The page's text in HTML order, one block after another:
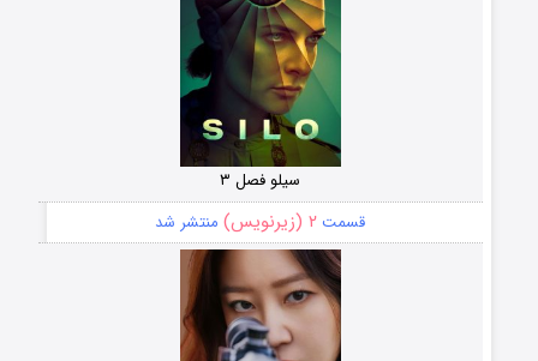
سیلو فصل ۳
قسمت ۲ (زیرنویس) منتشر شد